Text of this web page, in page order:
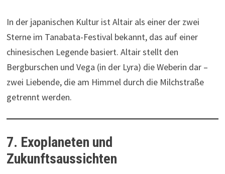
In der japanischen Kultur ist Altair als einer der zwei
Sterne im Tanabata-Festival bekannt, das auf einer
chinesischen Legende basiert. Altair stellt den
Bergburschen und Vega (in der Lyra) die Weberin dar –
zwei Liebende, die am Himmel durch die Milchstraße
getrennt werden.
7. Exoplaneten und
Zukunftsaussichten